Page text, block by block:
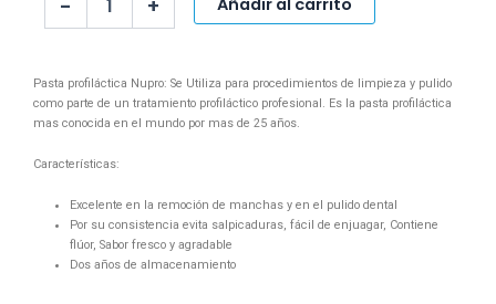
-
cantidad
+
Pasta profiláctica Nupro: Se Utiliza para procedimientos de limpieza y pulido
como parte de un tratamiento profiláctico profesional. Es la pasta profiláctica
mas conocida en el mundo por mas de 25 años.
Características:
Excelente en la remoción de manchas y en el pulido dental
Por su consistencia evita salpicaduras, fácil de enjuagar, Contiene
flúor, Sabor fresco y agradable
Dos años de almacenamiento